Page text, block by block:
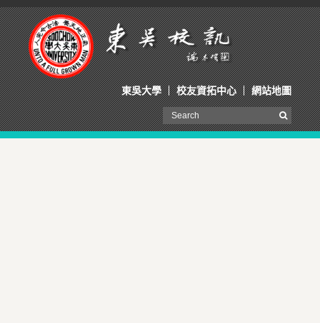
東吳大學 校友資拓中心 網站地圖